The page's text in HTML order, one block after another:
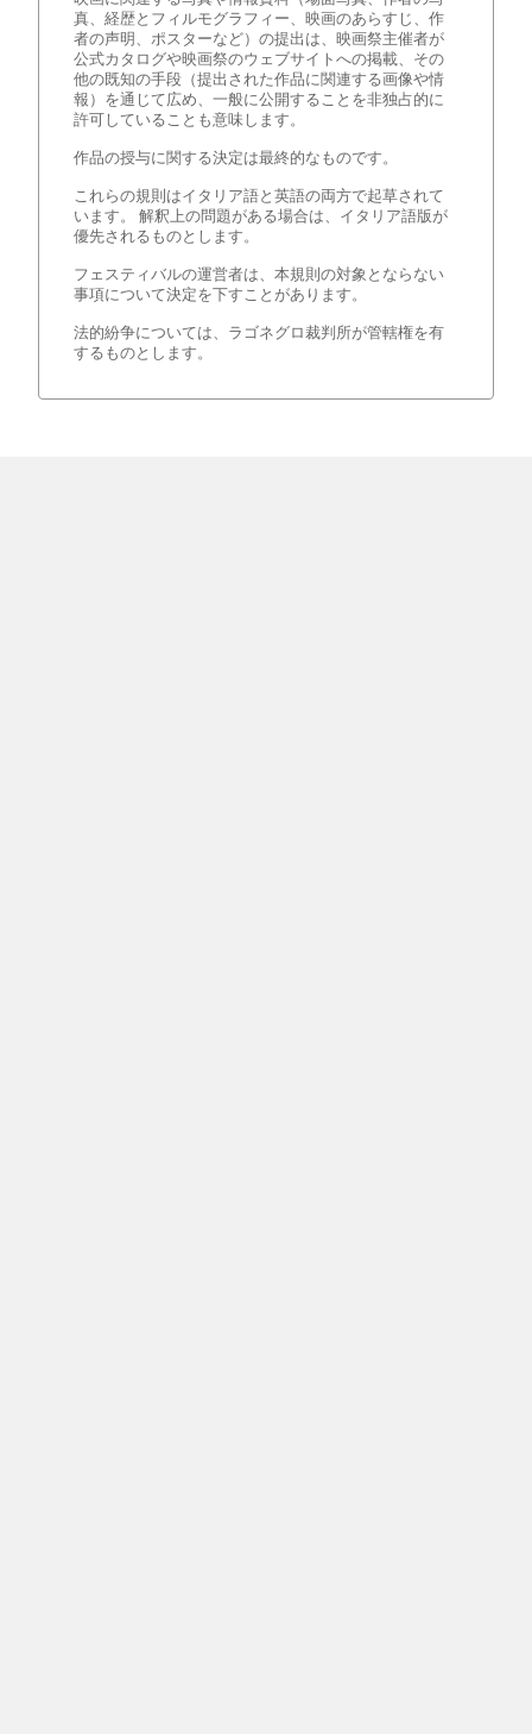
真、経歴とフィルモグラフィー、映画のあらすじ、作
者の声明、ポスターなど）の提出は、映画祭主催者が
公式カタログや映画祭のウェブサイトへの掲載、その
他の既知の手段（提出された作品に関連する画像や情
報）を通じて広め、一般に公開することを非独占的に
許可していることも意味します。
作品の授与に関する決定は最終的なものです。
これらの規則はイタリア語と英語の両方で起草されて
います。 解釈上の問題がある場合は、イタリア語版が
優先されるものとします。
フェスティバルの運営者は、本規則の対象とならない
事項について決定を下すことがあります。
法的紛争については、ラゴネグロ裁判所が管轄権を有
するものとします。